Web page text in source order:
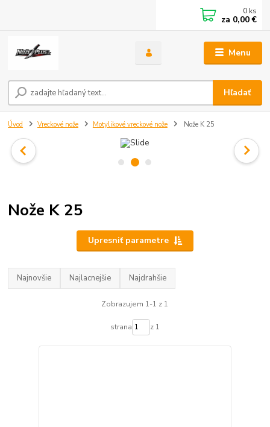
Menu
Hľadať
0 ks
za 0,00 €
Úvod Vreckové nože Motylikové vreckové nože Nože K 25
Nože K 25
Upresniť parametre
Najnovšie Najlacnejšie Najdrahšie
Zobrazujem 1-1 z 1
strana z 1